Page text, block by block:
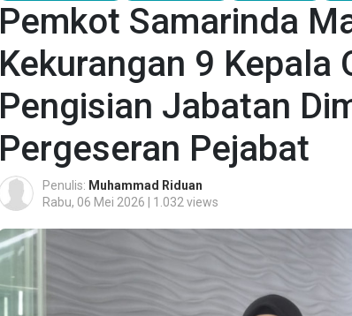
Pemkot Samarinda
Kekurangan 9 Kepala
Pengisian Jabatan
Pergeseran Pejabat
Penulis: Muhammad Riduan
Rabu, 06 Mei 2026 | 1.032 views